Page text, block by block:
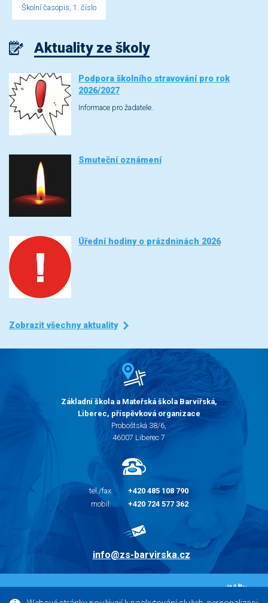
Školní časopis, 1. číslo
Aktuality ze školy
Podpora školního stravování pro rok
2026/2027
Informace pro žadatele.
Smuteční oznámení
Úřední hodiny o prázdninách 2026
Zobrazit všechny aktuality
Základní škola a Mateřská škola Barvířská,
Liberec, příspěvková organizace
Proboštská 38/6,
46007 Liberec 7
tel./fax:
+420 485 108 790
mobil:
+420 724 577 362
info@zs-barvirska.cz